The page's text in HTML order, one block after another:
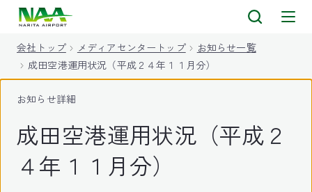
会社トップ メディアセンタートップ
お知らせ一覧
成田空港運用状況（平成２４年１１月分）
お知らせ詳細
成田空港運用状況（平成２
４年１１月分）